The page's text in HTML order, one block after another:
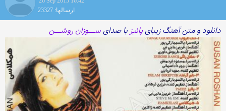
ارسالها: 23327
دانلود و متن آهنگ زیبایپائیزبا صدایســـوزان روشـــن